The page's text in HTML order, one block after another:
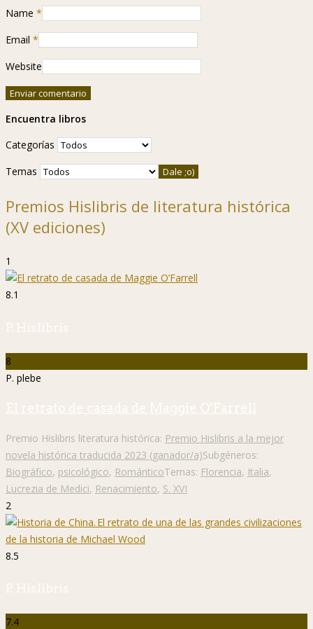
Name *
Email *
Website
Encuentra libros
Categorías
Temas
Premios Hislibris de literatura histórica
(XV ediciones)
1
8.1
P. Hislibris
8
P. plebe
El retrato de casada de Maggie O’Farrell
Premio Hislibris literatura histórica: Premio Hislibris a la mejor
novela histórica traducida 2023 (ganador/a)Subgéneros:
Biográfico, psicológico, RománticoTemas: Florencia, Italia,
Lucrezia de Medici, Renacimiento, S. XVI
2
8.5
P. Hislibris
7.4